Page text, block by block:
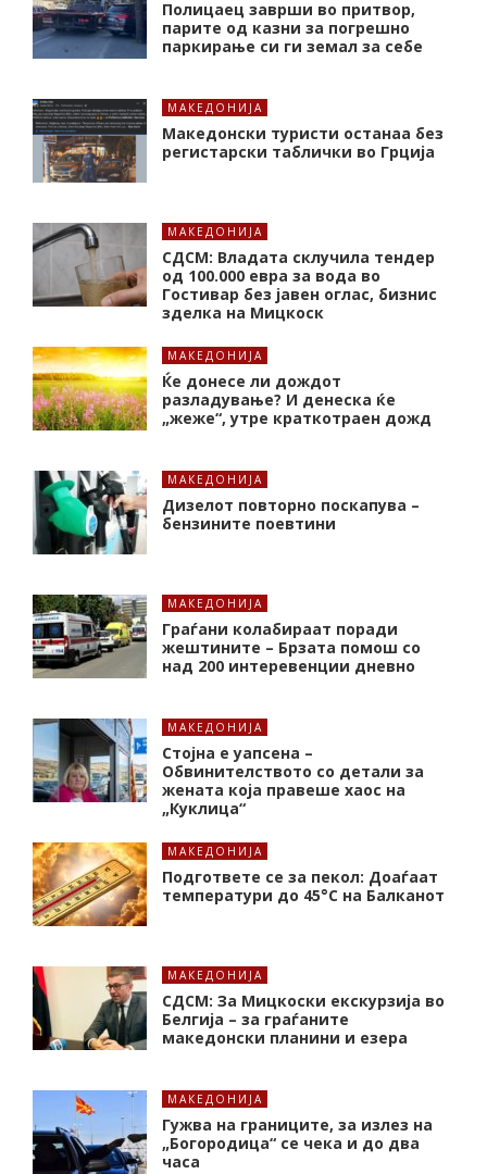
Полицаец заврши во притвор,
парите од казни за погрешно
паркирање си ги земал за себе
МАКЕДОНИЈА
Македонски туристи останаа без
регистарски таблички во Грција
МАКЕДОНИЈА
СДСМ: Владата склучила тендер
од 100.000 евра за вода во
Гостивар без јавен оглас, бизнис
зделка на Мицкоск
МАКЕДОНИЈА
Ќе донесе ли дождот
разладување? И денеска ќе
„жеже“, утре краткотраен дожд
МАКЕДОНИЈА
Дизелот повторно поскапува –
бензините поевтини
МАКЕДОНИЈА
Граѓани колабираат поради
жештините – Брзата помош со
над 200 интеревенции дневно
МАКЕДОНИЈА
Стојна е уапсена –
Обвинителството со детали за
жената која правеше хаос на
„Куклица“
МАКЕДОНИЈА
Подгответе се за пекол: Доаѓаат
температури до 45°C на Балканот
МАКЕДОНИЈА
СДСМ: За Мицкоски екскурзија во
Белгија – за граѓаните
македонски планини и езера
МАКЕДОНИЈА
Гужва на границите, за излез на
„Богородица“ се чека и до два
часа